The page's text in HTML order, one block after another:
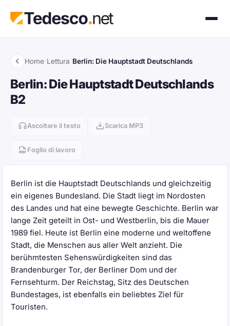
Home Lettura Berlin: Die Hauptstadt Deutschlands
Berlin: Die Hauptstadt Deutschlands
B2
Ascoltare il testo Scarica MP3
Foglio di lavoro
Berlin ist die Hauptstadt Deutschlands und gleichzeitig
ein eigenes Bundesland. Die Stadt liegt im Nordosten
des Landes und hat eine bewegte Geschichte. Berlin war
lange Zeit geteilt in Ost- und Westberlin, bis die Mauer
1989 fiel. Heute ist Berlin eine moderne und weltoffene
Stadt, die Menschen aus aller Welt anzieht. Die
berühmtesten Sehenswürdigkeiten sind das
Brandenburger Tor, der Berliner Dom und der
Fernsehturm. Der Reichstag, Sitz des Deutschen
Bundestages, ist ebenfalls ein beliebtes Ziel für
Touristen.